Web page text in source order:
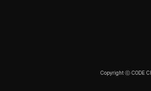
Copyright ⓒ CODE